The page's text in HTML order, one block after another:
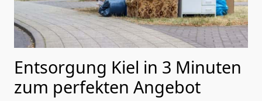
Entsorgung Kiel in 3 Minuten
zum perfekten Angebot